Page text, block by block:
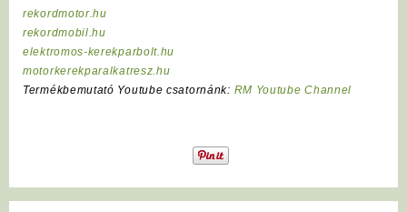
rekordmotor.hu
rekordmobil.hu
elektromos-kerekparbolt.hu
motorkerekparalkatresz.hu
Termékbemutató Youtube csatornánk: RM Youtube Channel